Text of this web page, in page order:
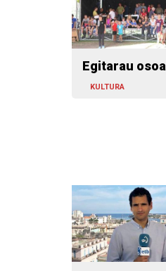
Egitarau osoa
KULTURA